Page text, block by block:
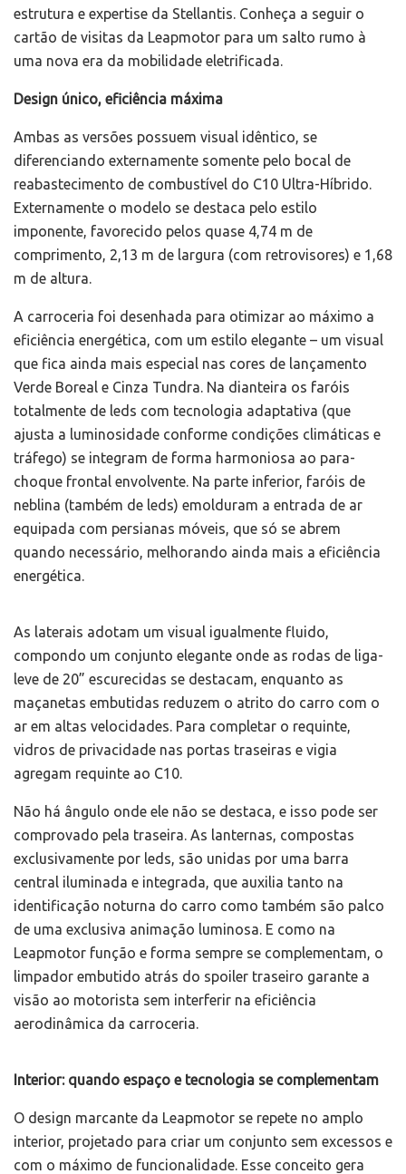
estrutura e expertise da Stellantis. Conheça a seguir o
cartão de visitas da Leapmotor para um salto rumo à
uma nova era da mobilidade eletrificada.
Design único, eficiência máxima
Ambas as versões possuem visual idêntico, se
diferenciando externamente somente pelo bocal de
reabastecimento de combustível do C10 Ultra-Híbrido.
Externamente o modelo se destaca pelo estilo
imponente, favorecido pelos quase 4,74 m de
comprimento, 2,13 m de largura (com retrovisores) e 1,68
m de altura.
A carroceria foi desenhada para otimizar ao máximo a
eficiência energética, com um estilo elegante – um visual
que fica ainda mais especial nas cores de lançamento
Verde Boreal e Cinza Tundra. Na dianteira os faróis
totalmente de leds com tecnologia adaptativa (que
ajusta a luminosidade conforme condições climáticas e
tráfego) se integram de forma harmoniosa ao para-
choque frontal envolvente. Na parte inferior, faróis de
neblina (também de leds) emolduram a entrada de ar
equipada com persianas móveis, que só se abrem
quando necessário, melhorando ainda mais a eficiência
energética.
As laterais adotam um visual igualmente fluido,
compondo um conjunto elegante onde as rodas de liga-
leve de 20” escurecidas se destacam, enquanto as
maçanetas embutidas reduzem o atrito do carro com o
ar em altas velocidades. Para completar o requinte,
vidros de privacidade nas portas traseiras e vigia
agregam requinte ao C10.
Não há ângulo onde ele não se destaca, e isso pode ser
comprovado pela traseira. As lanternas, compostas
exclusivamente por leds, são unidas por uma barra
central iluminada e integrada, que auxilia tanto na
identificação noturna do carro como também são palco
de uma exclusiva animação luminosa. E como na
Leapmotor função e forma sempre se complementam, o
limpador embutido atrás do spoiler traseiro garante a
visão ao motorista sem interferir na eficiência
aerodinâmica da carroceria.
Interior: quando espaço e tecnologia se complementam
O design marcante da Leapmotor se repete no amplo
interior, projetado para criar um conjunto sem excessos e
com o máximo de funcionalidade. Esse conceito gera